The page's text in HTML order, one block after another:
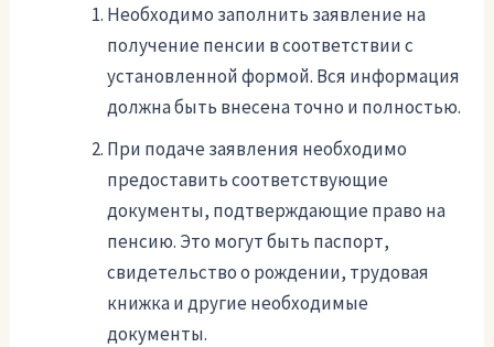
Необходимо заполнить заявление на
получение пенсии в соответствии с
установленной формой. Вся информация
должна быть внесена точно и полностью.
При подаче заявления необходимо
предоставить соответствующие
документы, подтверждающие право на
пенсию. Это могут быть паспорт,
свидетельство о рождении, трудовая
книжка и другие необходимые
документы.